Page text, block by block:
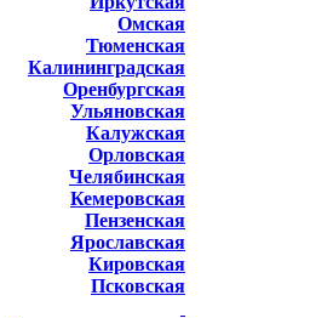
Омская
Тюменская
Калининградская
Оренбургская
Ульяновская
Калужская
Орловская
Челябинская
Кемеровская
Пензенская
Ярославская
Кировская
Псковская